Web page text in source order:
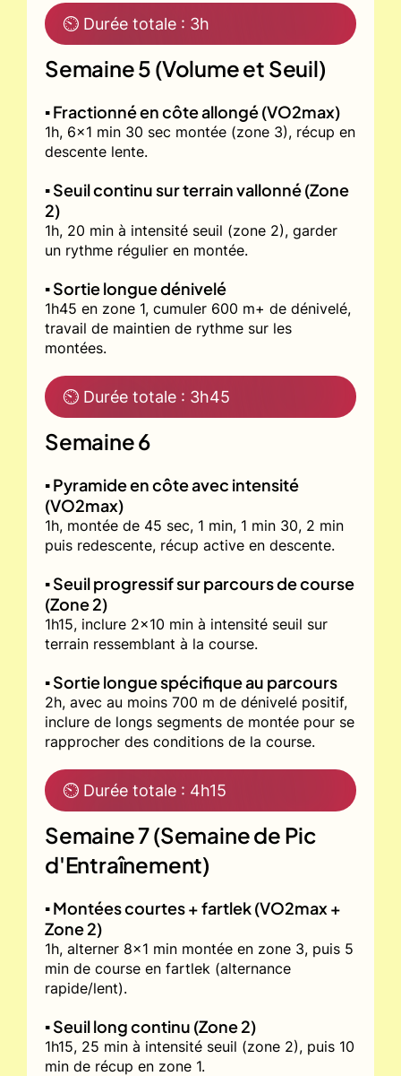
⏲ Durée totale : 3h
Semaine 5 (Volume et Seuil)
▪️ Fractionné en côte allongé (VO2max)
1h, 6x1 min 30 sec montée (zone 3), récup en
descente lente.
▪️ Seuil continu sur terrain vallonné (Zone
2)
1h, 20 min à intensité seuil (zone 2), garder
un rythme régulier en montée.
▪️ Sortie longue dénivelé
1h45 en zone 1, cumuler 600 m+ de dénivelé,
travail de maintien de rythme sur les
montées.
⏲ Durée totale : 3h45
Semaine 6
▪️ Pyramide en côte avec intensité
(VO2max)
1h, montée de 45 sec, 1 min, 1 min 30, 2 min
puis redescente, récup active en descente.
▪️ Seuil progressif sur parcours de course
(Zone 2)
1h15, inclure 2x10 min à intensité seuil sur
terrain ressemblant à la course.
▪️ Sortie longue spécifique au parcours
2h, avec au moins 700 m de dénivelé positif,
inclure de longs segments de montée pour se
rapprocher des conditions de la course.
⏲ Durée totale : 4h15
Semaine 7 (Semaine de Pic
d'Entraînement)
▪️ Montées courtes + fartlek (VO2max +
Zone 2)
1h, alterner 8x1 min montée en zone 3, puis 5
min de course en fartlek (alternance
rapide/lent).
▪️ Seuil long continu (Zone 2)
1h15, 25 min à intensité seuil (zone 2), puis 10
min de récup en zone 1.